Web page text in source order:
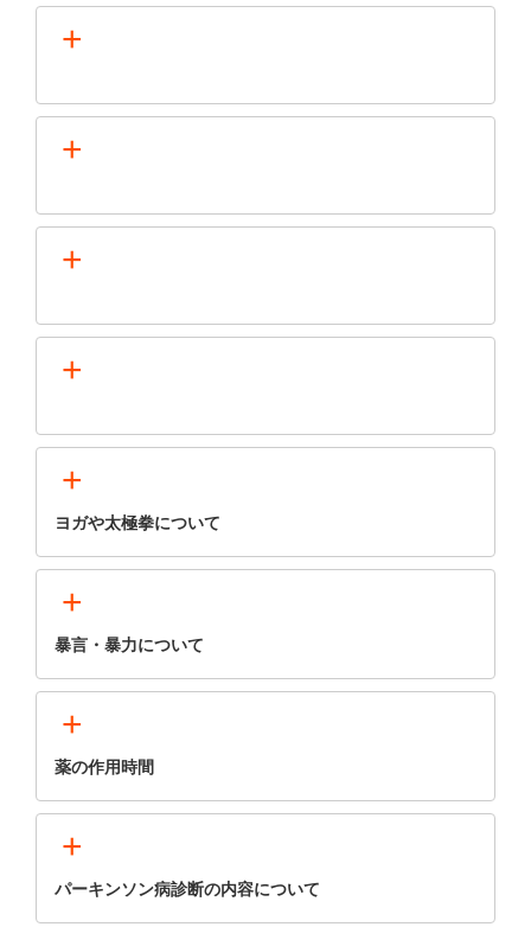
+
+
+
+
+
ヨガや太極拳について
+
暴言・暴力について
+
薬の作用時間
+
パーキンソン病診断の内容について